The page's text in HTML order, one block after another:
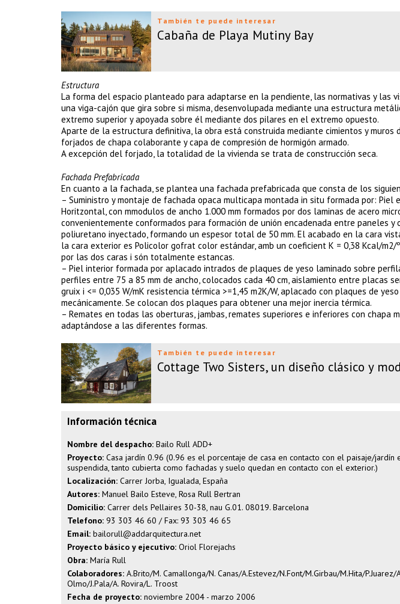
También te puede interesar
Cabaña de Playa Mutiny Bay
Estructura
La forma del espacio planteado para adaptarse en la pendiente, las normativas y las
una viga-cajón que gira sobre si misma, desenvolupada mediante una estructura
extremo superior y apoyada sobre él mediante dos pilares en el extremo opuesto.
Aparte de la estructura definitiva, la obra está construida mediante cimientos y muros
forjados de chapa colaborante y capa de compresión de hormigón armado.
A excepción del forjado, la totalidad de la vivienda se trata de construcción seca.
Fachada Prefabricada
En cuanto a la fachada, se plantea una fachada prefabricada que consta de los
– Suministro y montaje de fachada opaca multicapa montada in situ formada por: Piel
Horitzontal, con mmodulos de ancho 1.000 mm formados por dos laminas de acero
convenientemente conformados para formación de unión encadenada entre paneles
poliuretano inyectado, formando un espesor total de 50 mm. El acabado en la cara
la cara exterior es Policolor gofrat color estándar, amb un coeficient K = 0,38 Kcal/
por las dos caras i són totalmente estancas.
– Piel interior formada por aplacado intrados de plaques de yeso laminado sobre
perfiles entre 75 a 85 mm de ancho, colocados cada 40 cm, aislamiento entre placas
gruix i <= 0,035 W/mK resistencia térmica >=1,45 m2K/W, aplacado con plaques de
mecánicamente. Se colocan dos plaques para obtener una mejor inercia térmica.
– Remates en todas las oberturas, jambas, remates superiores e inferiores con chapa
adaptándose a las diferentes formas.
También te puede interesar
Cottage Two Sisters, un diseño clásico y
Información técnica
Nombre del despacho: Bailo Rull ADD+
Proyecto: Casa jardín 0.96 (0.96 es el porcentaje de casa en contacto con el paisaje/
suspendida, tanto cubierta como fachadas y suelo quedan en contacto con el exterior.)
Localización: Carrer Jorba, Igualada, España
Autores: Manuel Bailo Esteve, Rosa Rull Bertran
Domicilio: Carrer dels Pellaires 30-38, nau G.01. 08019. Barcelona
Telefono: 93 303 46 60 / Fax: 93 303 46 65
Email: bailorull@addarquitectura.net
Proyecto básico y ejecutivo: Oriol Florejachs
Obra: María Rull
Colaboradores: A.Brito/M. Camallonga/N. Canas/A.Estevez/N.Font/M.Girbau/M.Hita/P.Juarez/
Olmo/J.Pala/A. Rovira/L. Troost
Fecha de proyecto: noviembre 2004 - marzo 2006